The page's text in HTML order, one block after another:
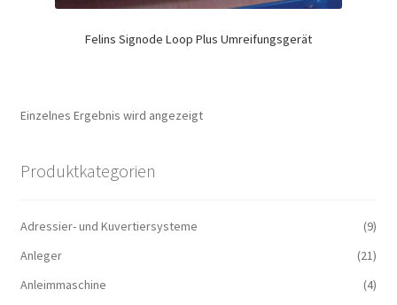
Felins Signode Loop Plus Umreifungsgerät
Einzelnes Ergebnis wird angezeigt
Produktkategorien
Adressier- und Kuvertiersysteme
(9)
Anleger
(21)
Anleimmaschine
(4)